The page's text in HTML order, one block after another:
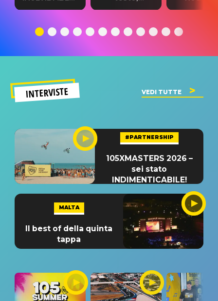
testo,
significato
traduzione e
del singolo
testo,
INTERVISTE VEDI TUTTE
#PARTNERSHIP
105XMASTERS 2026 –
sei stato
INDIMENTICABILE!
MALTA
Il best of della quinta
tappa